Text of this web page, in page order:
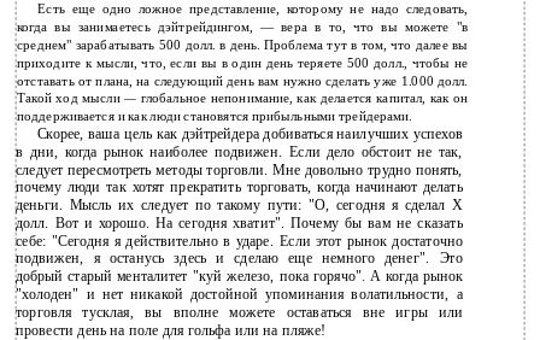
Есть еще одно ложное представление, которому не надо следовать,
когда вы занимаетесь дэйтрейдингом, — вера в то, что вы можете "в
среднем" зарабатывать 500 долл. в день. Проблема тут в том, что далее вы
приходите к мысли, что, если вы в один день теряете 500 долл., чтобы не
отставать от плана, на следующий день вам нужно сделать уже 1.000 долл.
Такой ход мысли—глобальное непонимание, как делается капитал, как он
поддерживается и как люди становятся прибыльными трейдерами.
Скорее, ваша цель как дэйтрейдера добиваться наилучших успехов
в дни, когда рынок наиболее подвижен. Если дело обстоит не так,
следует пересмотреть методы торговли. Мне довольно трудно понять,
почему люди так хотят прекратить торговать, когда начинают делать
деньги. Мысль их следует по такому пути: "О, сегодня я сделал X
долл. Вот и хорошо. На сегодня хватит". Почему бы вам не сказать
себе: "Сегодня я действительно в ударе. Если этот рынок достаточно
подвижен, я останусь здесь и сделаю еще немного денег". Это
добрый старый менталитет "куй железо, пока горячо". А когда рынок
"холоден" и нет никакой достойной упоминания волатильности, а
торговля тусклая, вы вполне можете оставаться вне игры или
провести день на поле для гольфа или на пляже!